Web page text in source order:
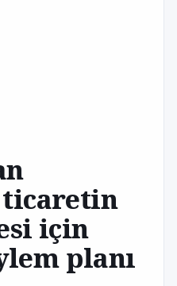
ticaretin
için
planı